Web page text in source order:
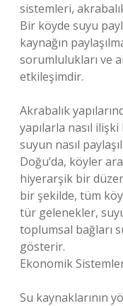
sistemleri,
Bir köyde suyu
kaynağın
sorumlulukları ve
etkileşimdir.
Akrabalık
yapılarla nasıl
suyun nasıl
Doğu’da, köyler
hiyerarşik bir
bir şekilde, tüm
tür gelenekler,
toplumsal bağları
gösterir.
Ekonomik
Su kaynaklarının